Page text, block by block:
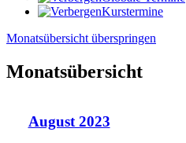
Kurstermine
Monatsübersicht überspringen
Monatsübersicht
August 2023